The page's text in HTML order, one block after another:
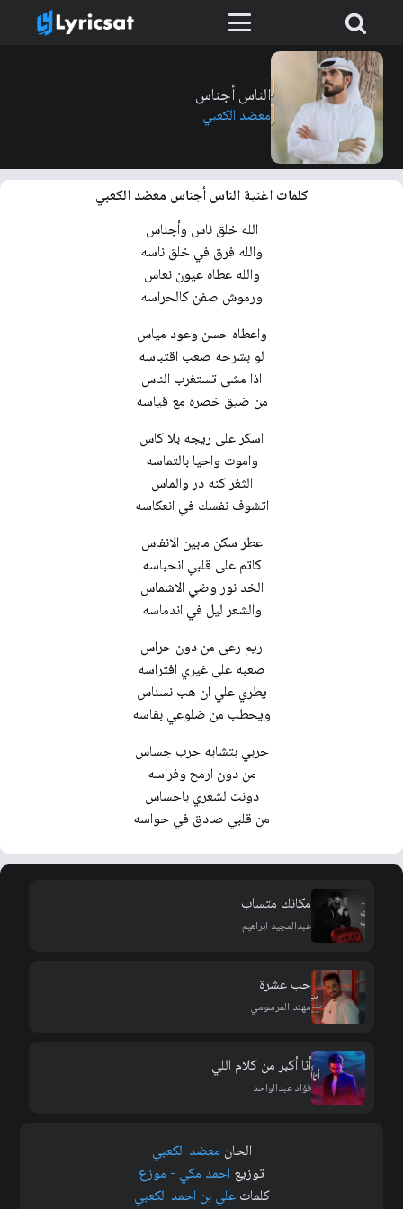
الناس أجناس
معضد الكعبي
كلمات اغنية الناس أجناس معضد الكعبي
الله خلق ناس وأجناس
والله فرق في خلق ناسه
والله عطاه عيون نعاس
ورموش صفن كالحراسه
واعطاه حسن وعود مياس
لو بشرحه صعب اقتباسه
اذا مشى تستغرب الناس
من ضيق خصره مع قياسه
اسكر على ريجه بلا كاس
واموت واحيا بالتماسه
الثغر كنه در والماس
اتشوف نفسك في انعكاسه
عطر سكن مابين الانفاس
كاتم على قلبي انحباسه
الخد نور وضي الاشماس
والشعر ليل في اندماسه
ريم رعى من دون حراس
صعبه على غيري افتراسه
يطري علي ان هب نسناس
ويحطب من ضلوعي بفاسه
حربي بتشابه حرب جساس
من دون ارمح وفراسه
دونت لشعري باحساس
من قلبي صادق في حواسه
مكانك متساب
عبدالمجيد ابراهيم
حب عشرة
مهند المرسومي
أنا أكبر من كلام اللي
فؤاد عبدالواحد
الحان معضد الكعبي
توزيع احمد مكي - موزع
كلماتعلي بن احمد الكعبي